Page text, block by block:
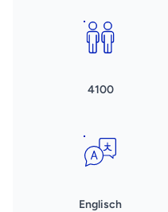
4100
Englisch